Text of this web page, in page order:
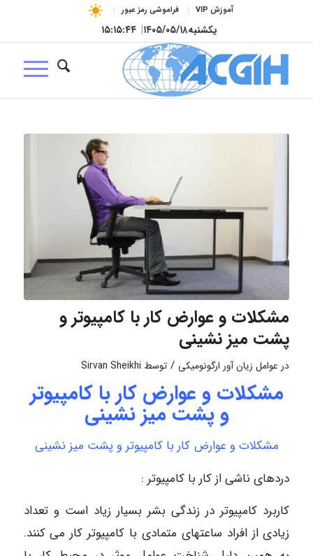
آموزش VIP فراموشی رمز عبور
یکشنبه۱۴۰۵/۰۵/۱۸| ۱۵:۱۵:۴۵
مشکلات و عوارض کار با کامپیوتر و
پشت میز نشینی
در عوامل زیان آور ارگونومیکی / توسط Sirvan Sheikhi
مشکلات و عوارض کار با کامپیوتر
و پشت میز نشینی
مشکلات و عوارض کار با کامپیوتر و پشت میز نشینی
دردهای ناشی از کار با کامپیوتر :
کاربرد کامپیوتر در زندگی بشر بسیار زیاد است و تعداد
زیادی از افراد ساعتهای متمادی با کامپیوتر کار می کنند.